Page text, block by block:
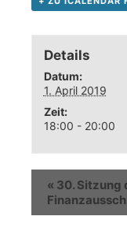
Details
Datum:
1. April 2019
Zeit:
18:00 - 20:00
« 30. Sitzung